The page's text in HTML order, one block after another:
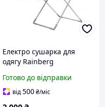
Електро сушарка для
одягу Rainberg
сушарка для білизни
Електросушка для одягу
Готово до відправки
від500₴/міс